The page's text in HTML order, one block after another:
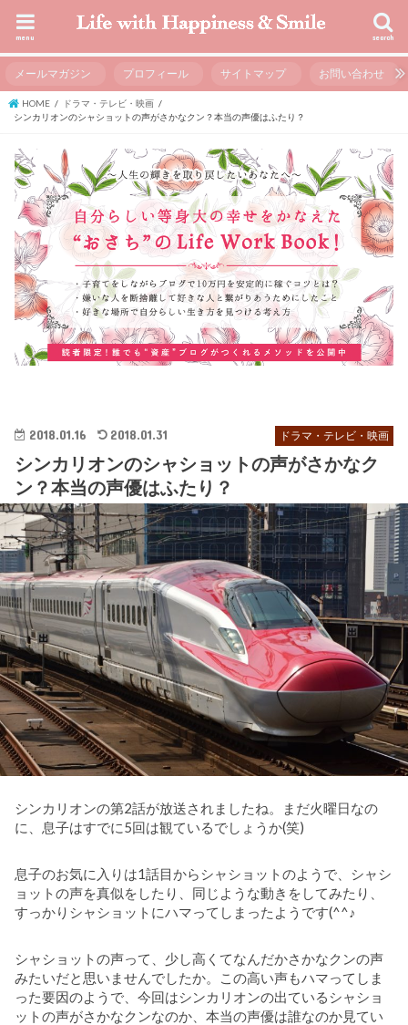
search
menu
メールマガジン プロフィール サイトマップ お問い合わせ
HOME
ドラマ・テレビ・映画
シンカリオンのシャショットの声がさかなクン？本当の声優はふたり？
ドラマ・テレビ・映画
2018.01.16 2018.01.31
シンカリオンのシャショットの声がさかなク
ン？本当の声優はふたり？
シンカリオンの第2話が放送されましたね。まだ火曜日なの
に、息子はすでに5回は観ているでしょうか(笑)
息子のお気に入りは1話目からシャショットのようで、シャシ
ョットの声を真似をしたり、同じような動きをしてみたり、
すっかりシャショットにハマってしまったようです(^^♪
シャショットの声って、少し高くてなんだかさかなクンの声
みたいだと思いませんでしたか。この高い声もハマってしま
った要因のようで、今回はシンカリオンの出ているシャショ
ットの声がさかなクンなのか、本当の声優は誰なのか見てい